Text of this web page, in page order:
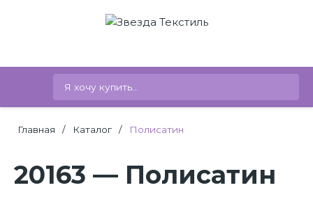
Главная / Каталог / Полисатин
20163 — Полисатин